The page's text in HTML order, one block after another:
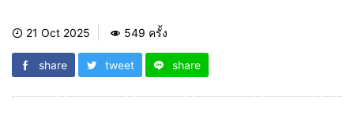
21 Oct 2025 549 ครั้ง
share tweet share